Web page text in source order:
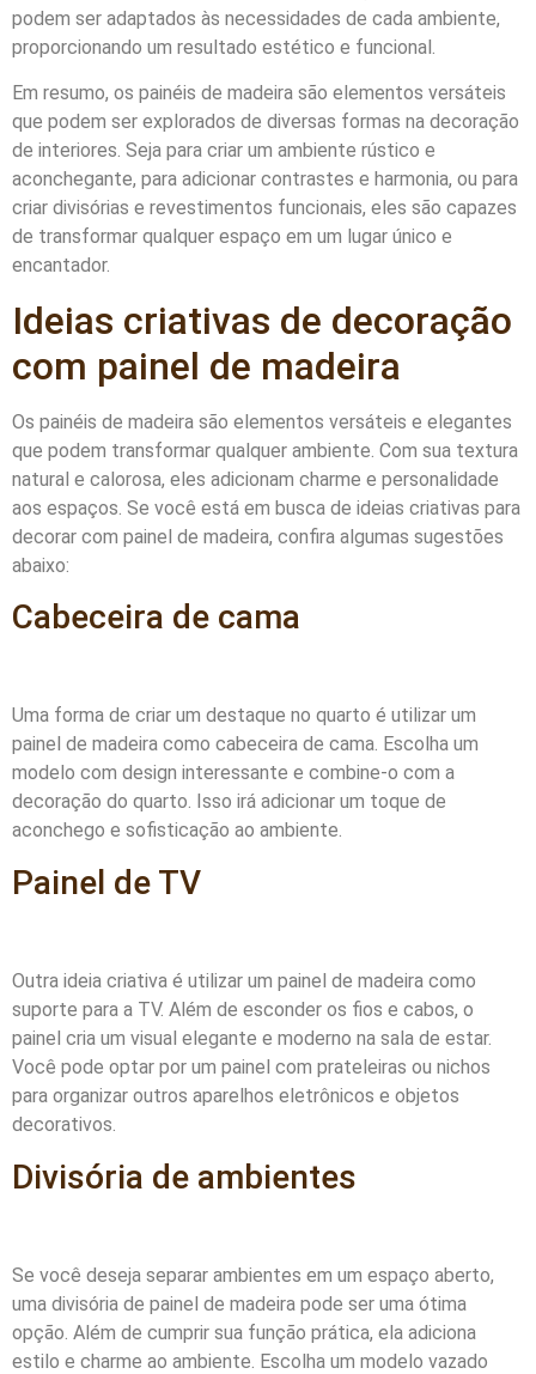
podem ser adaptados às necessidades de cada ambiente,
proporcionando um resultado estético e funcional.
Em resumo, os painéis de madeira são elementos versáteis
que podem ser explorados de diversas formas na decoração
de interiores. Seja para criar um ambiente rústico e
aconchegante, para adicionar contrastes e harmonia, ou para
criar divisórias e revestimentos funcionais, eles são capazes
de transformar qualquer espaço em um lugar único e
encantador.
Ideias criativas de decoração
com painel de madeira
Os painéis de madeira são elementos versáteis e elegantes
que podem transformar qualquer ambiente. Com sua textura
natural e calorosa, eles adicionam charme e personalidade
aos espaços. Se você está em busca de ideias criativas para
decorar com painel de madeira, confira algumas sugestões
abaixo:
Cabeceira de cama
Uma forma de criar um destaque no quarto é utilizar um
painel de madeira como cabeceira de cama. Escolha um
modelo com design interessante e combine-o com a
decoração do quarto. Isso irá adicionar um toque de
aconchego e sofisticação ao ambiente.
Painel de TV
Outra ideia criativa é utilizar um painel de madeira como
suporte para a TV. Além de esconder os fios e cabos, o
painel cria um visual elegante e moderno na sala de estar.
Você pode optar por um painel com prateleiras ou nichos
para organizar outros aparelhos eletrônicos e objetos
decorativos.
Divisória de ambientes
Se você deseja separar ambientes em um espaço aberto,
uma divisória de painel de madeira pode ser uma ótima
opção. Além de cumprir sua função prática, ela adiciona
estilo e charme ao ambiente. Escolha um modelo vazado